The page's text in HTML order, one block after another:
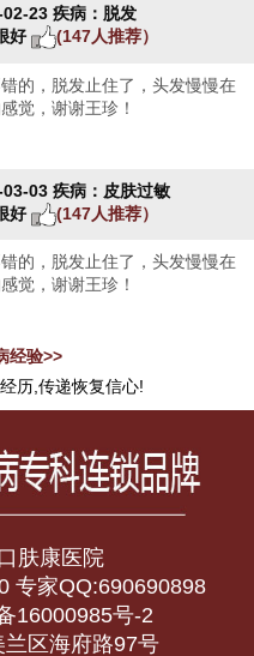
02-23 疾病：脱发
好 (147人推荐）
的，脱发止住了，头发慢慢在
觉，谢谢王珍！
03-03 疾病：皮肤过敏
好 (147人推荐）
的，脱发止住了，头发慢慢在
觉，谢谢王珍！
经验>>
历,传递恢复信心!
肤康医院
专家QQ:690690898
16000985号-2
兰区海府路97号